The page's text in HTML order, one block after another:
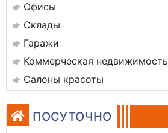
Офисы
Склады
Гаражи
Коммерческая недвижимость
Салоны красоты
ПОСУТОЧНО